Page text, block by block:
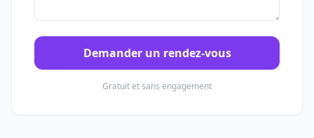
Demander un rendez-vous
Gratuit et sans engagement